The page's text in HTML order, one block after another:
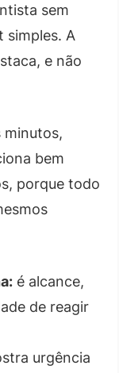
sem
simples. A
e não
minutos,
bem
porque todo
é alcance,
de reagir
urgência